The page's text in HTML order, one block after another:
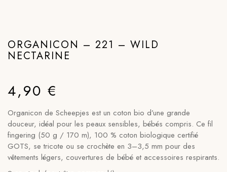
ORGANICON – 221 – WILD
NECTARINE
4,90 €
Organicon de Scheepjes est un coton bio d’une grande
douceur, idéal pour les peaux sensibles, bébés compris. Ce fil
fingering (50 g / 170 m), 100 % coton biologique certifié
GOTS, se tricote ou se crochète en 3–3,5 mm pour des
vêtements légers, couvertures de bébé et accessoires respirants.